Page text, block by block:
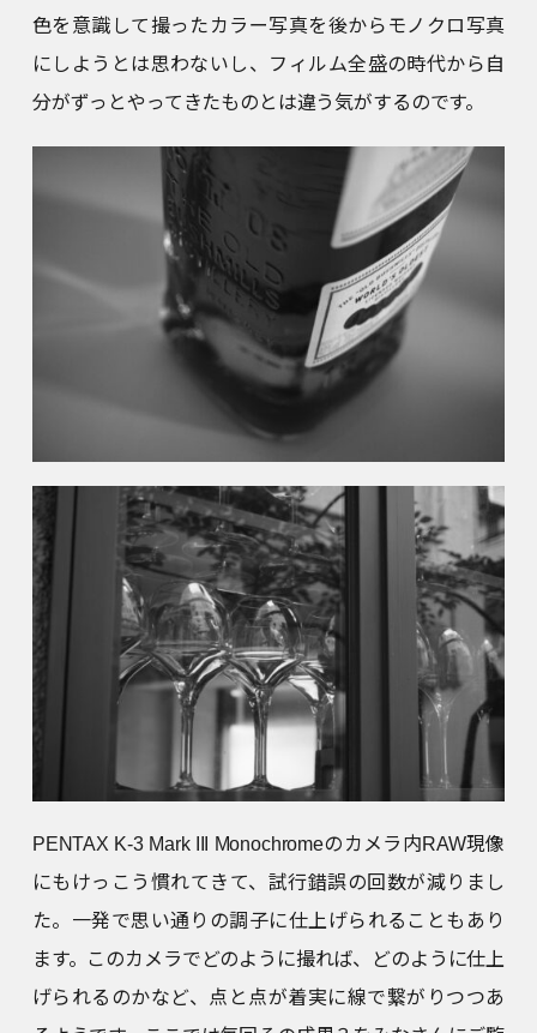
色を意識して撮ったカラー写真を後からモノクロ写真
にしようとは思わないし、フィルム全盛の時代から自
分がずっとやってきたものとは違う気がするのです。
PENTAX K-3 Mark III Monochromeのカメラ内RAW現像
にもけっこう慣れてきて、試行錯誤の回数が減りまし
た。一発で思い通りの調子に仕上げられることもあり
ます。このカメラでどのように撮れば、どのように仕上
げられるのかなど、点と点が着実に線で繋がりつつあ